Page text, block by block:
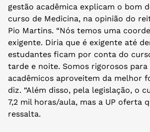
gestão acadêmica explicam o bom
curso de Medicina, na opinião do
Pio Martins. “Nós temos uma
exigente. Diria que é exigente até
estudantes ficam por conta do
tarde e noite. Somos rigorosos para
acadêmicos aproveitem da melhor
diz. “Além disso, pela legislação, o
7,2 mil horas/aula, mas a UP oferta
ressalta.